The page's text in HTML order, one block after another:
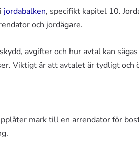
jordabalken, specifikt kapitel 10.
och jordägare.
avgifter och hur avtal kan
Viktigt är att avtalet är tydligt och
mark till en arrendator för